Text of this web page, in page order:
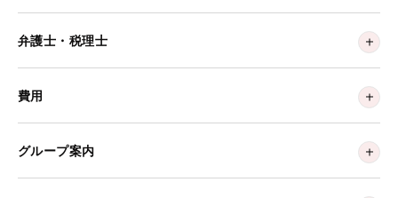
弁護士・税理士
費用
グループ案内